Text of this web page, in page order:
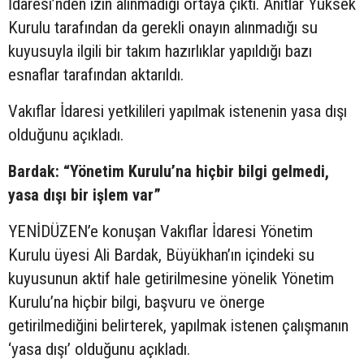
Kurulu tarafından da gerekli onayın alınmadığı su
kuyusuyla ilgili bir takım hazırlıklar yapıldığı bazı
esnaflar tarafından aktarıldı.
Vakıflar İdaresi yetkilileri yapılmak istenenin yasa dışı
olduğunu açıkladı.
Bardak: “Yönetim Kurulu’na hiçbir bilgi gelmedi,
yasa dışı bir işlem var”
YENİDÜZEN’e konuşan Vakıflar İdaresi Yönetim
Kurulu üyesi Ali Bardak, Büyükhan’ın içindeki su
kuyusunun aktif hale getirilmesine yönelik Yönetim
Kurulu’na hiçbir bilgi, başvuru ve önerge
getirilmediğini belirterek, yapılmak istenen çalışmanın
‘yasa dışı’ olduğunu açıkladı.